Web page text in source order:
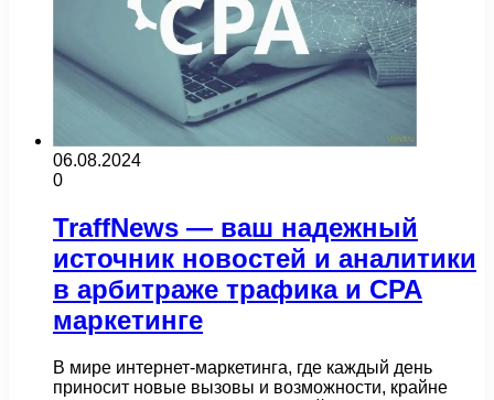
06.08.2024
0
TraffNews — ваш надежный
источник новостей и аналитики
в арбитраже трафика и CPA
маркетинге
В мире интернет-маркетинга, где каждый день
приносит новые вызовы и возможности, крайне